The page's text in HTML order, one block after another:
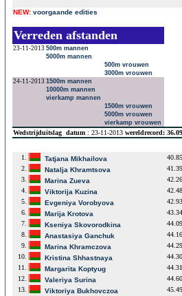
NEW: voorgaande edities
Verreden afstanden
23-11-2013 500m mannen
5000m mannen
500m vrouwen
3000m vrouwen
24-11-2013 1500m mannen
10000m mannen
vierkamp mannen
1500m vrouwen
5000m vrouwen
vierkamp vrouwen
Wedstrijduitslag datum : 23-11-2013 wereldrecord:
1. Tatjana Mikhailova
40.85
2.
Natalja Khramtsova
41.39
3.
Marina Zueva
42.26
4.
Viktorija Kuzina
42.48
5.
Evgeniya Vorobyova
42.93
6.
Marija Krotova
43.34
7.
Kseniya Skovorodkina
44.09
8.
Anastasiya Ganchuk
44.16
9.
Marina Khramczova
44.29
10.
Kristina Shhastnaya
44.30
11.
Margarita Koptyug
44.31
12.
Valeriya Surina
44.60
13.
Viktoriya Bukhovczoa
45.49